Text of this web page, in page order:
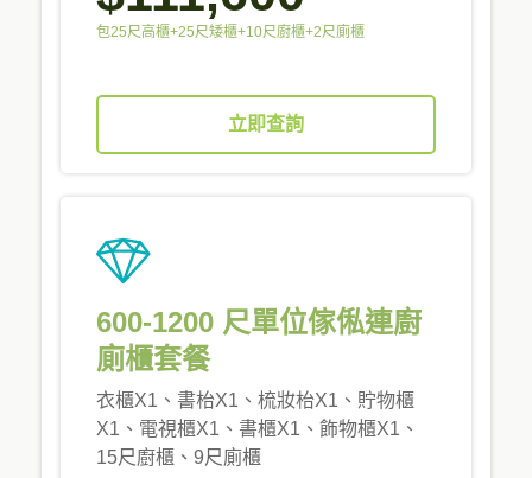
包25尺高櫃+25尺矮櫃+10尺廚櫃+2尺廁櫃
立即查詢
600-1200 尺單位傢俬連廚
廁櫃套餐
衣櫃X1、書枱X1、梳妝枱X1、貯物櫃
X1、電視櫃X1、書櫃X1、飾物櫃X1、
15尺廚櫃、9尺廁櫃